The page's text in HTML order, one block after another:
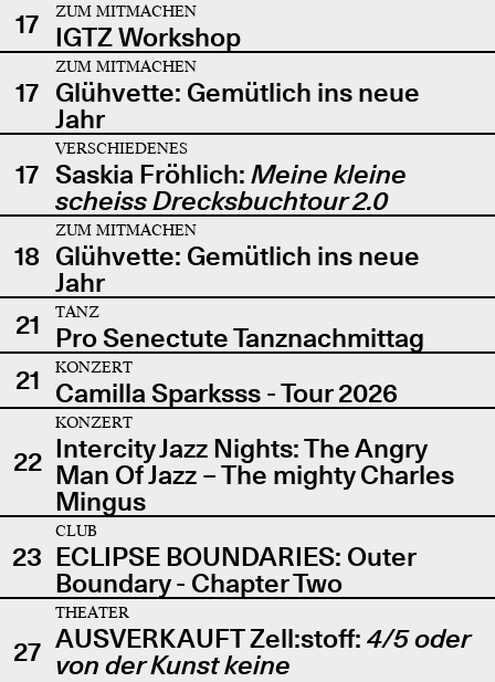
17
ZUM MITMACHEN
IGTZ Workshop
17
ZUM MITMACHEN
Glühvette: Gemütlich ins neue
Jahr
17
VERSCHIEDENES
Saskia Fröhlich: Meine kleine
scheiss Drecksbuchtour 2.0
18
ZUM MITMACHEN
Glühvette: Gemütlich ins neue
Jahr
21
TANZ
Pro Senectute Tanznachmittag
21
KONZERT
Camilla Sparksss - Tour 2026
22
KONZERT
Intercity Jazz Nights: The Angry
Man Of Jazz – The mighty Charles
Mingus
23
CLUB
ECLIPSE BOUNDARIES: Outer
Boundary - Chapter Two
27
THEATER
AUSVERKAUFT Zell:stoff: 4/5 oder
von der Kunst keine